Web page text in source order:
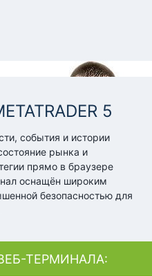
5
события и истории
рынка и
прямо в браузере
оснащён широким
безопасностью для
ТЕРМИНАЛА: